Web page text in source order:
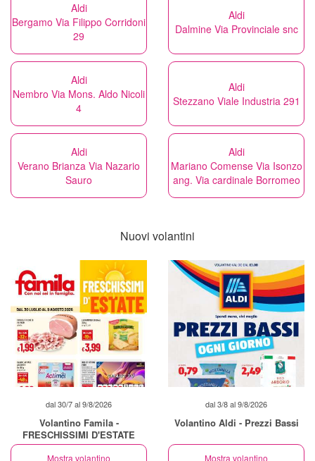
Aldi
Bergamo Via Filippo Corridoni
29
Aldi
Dalmine Via Provinciale snc
Aldi
Nembro Via Mons. Aldo Nicoli
4
Aldi
Stezzano Viale Industria 291
Aldi
Verano Brianza Via Nazario
Sauro
Aldi
Mariano Comense Via Isonzo
ang. Via cardinale Borromeo
Nuovi volantini
dal 30/7 al 9/8/2026
Volantino Famila -
FRESCHISSIMI D'ESTATE
Mostra volantino
dal 3/8 al 9/8/2026
Volantino Aldi - Prezzi Bassi
Mostra volantino